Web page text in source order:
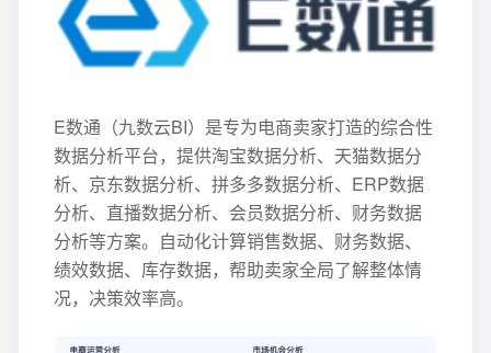
E数通（九数云BI）是专为电商卖家打造的综合性
数据分析平台，提供淘宝数据分析、天猫数据分
析、京东数据分析、拼多多数据分析、ERP数据
分析、直播数据分析、会员数据分析、财务数据
分析等方案。自动化计算销售数据、财务数据、
绩效数据、库存数据，帮助卖家全局了解整体情
况，决策效率高。